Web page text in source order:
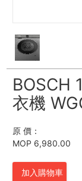
BOSCH
衣機
原 價：
MOP 6,980.00
加入購物車